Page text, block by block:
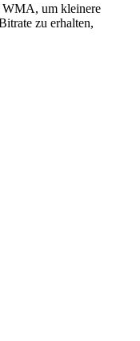
WMA, um kleinere
zu erhalten,